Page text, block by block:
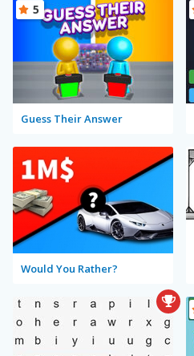
Guess Their Answer
5
Would You Rather?